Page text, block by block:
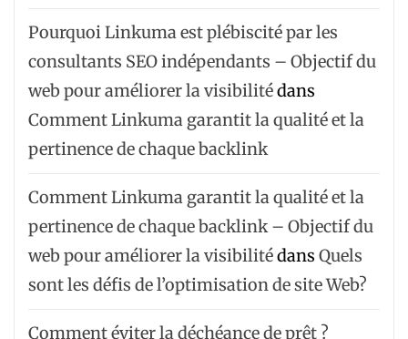
Pourquoi Linkuma est plébiscité par les
consultants SEO indépendants – Objectif du
web pour améliorer la visibilitédans
Comment Linkuma garantit la qualité et la
pertinence de chaque backlink
Comment Linkuma garantit la qualité et la
pertinence de chaque backlink – Objectif du
web pour améliorer la visibilitédans Quels
sont les défis de l’optimisation de site Web?
Comment éviter la déchéance de prêt ?